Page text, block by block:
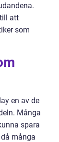
att
som
en av de
Många
spara
många